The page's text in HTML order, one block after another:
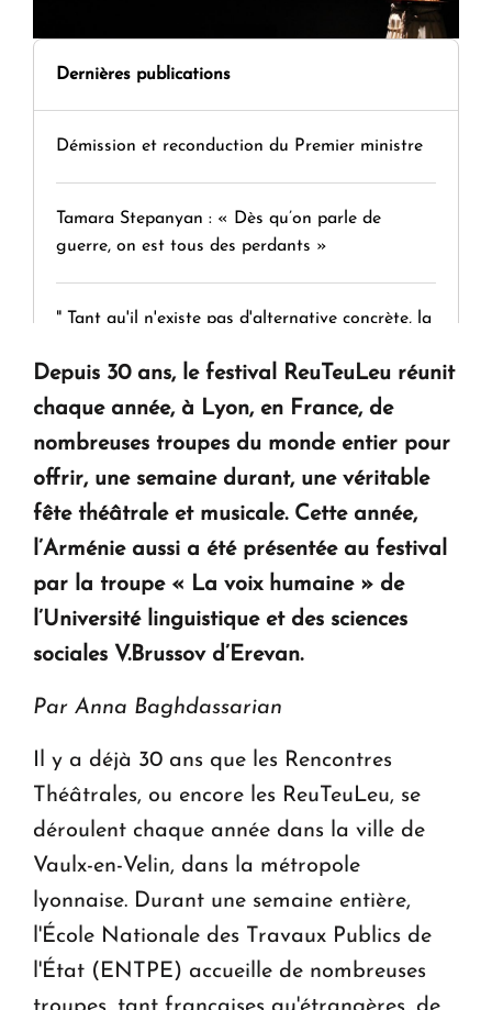
Dernières publications
Démission et reconduction du Premier ministre
Tamara Stepanyan : « Dès qu’on parle de
guerre, on est tous des perdants »
" Tant qu'il n'existe pas d'alternative concrète, la
KASA : 30 ans d'audace, de résilience et d'avenir
en Arménie
Le premier hôtel Hyatt Regency d'Arménie
ouvrira ses portes à Dilijan
Depuis 30 ans, le festival ReuTeuLeu réunit
chaque année, à Lyon, en France, de
nombreuses troupes du monde entier pour
offrir, une semaine durant, une véritable
fête théâtrale et musicale. Cette année,
l’Arménie aussi a été présentée au festival
par la troupe « La voix humaine » de
l’Université linguistique et des sciences
sociales V.Brussov d’Erevan.
Par Anna Baghdassarian
Il y a déjà 30 ans que les Rencontres
Théâtrales, ou encore les ReuTeuLeu, se
déroulent chaque année dans la ville de
Vaulx-en-Velin, dans la métropole
lyonnaise. Durant une semaine entière,
l'École Nationale des Travaux Publics de
l'État (ENTPE) accueille de nombreuses